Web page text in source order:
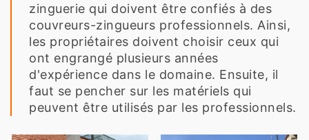
zinguerie qui doivent être confiés à des
couvreurs-zingueurs professionnels. Ainsi,
les propriétaires doivent choisir ceux qui
ont engrangé plusieurs années
d'expérience dans le domaine. Ensuite, il
faut se pencher sur les matériels qui
peuvent être utilisés par les professionnels.